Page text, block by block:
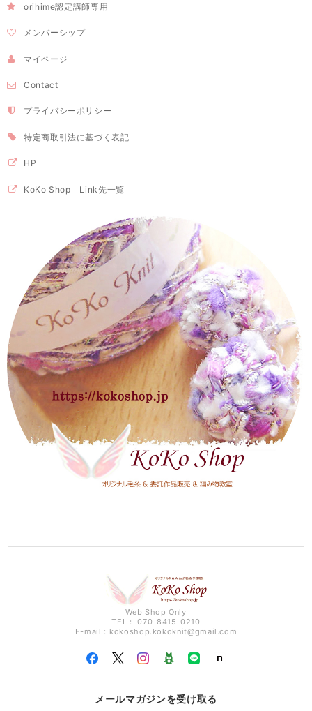
orihime認定講師専用
メンバーシップ
マイページ
Contact
プライバシーポリシー
特定商取引法に基づく表記
HP
KoKo Shop Link先一覧
Web Shop Only
TEL： 070-8415-0210
E-mail： kokoshop.kokoknit@gmail.com
メールマガジンを受け取る